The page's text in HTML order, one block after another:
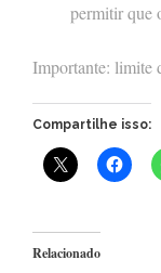
permitir que
Importante: limite
Compartilhe isso:
Relacionado